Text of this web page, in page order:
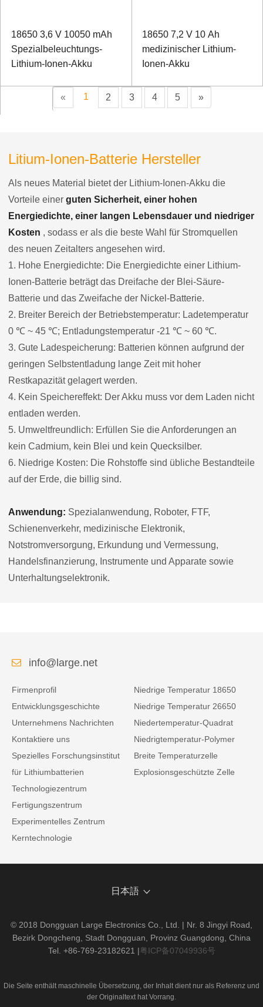
18650 3,6 V 10050 mAh
Spezialbeleuchtungs-
Lithium-Ionen-Akku
18650 7,2 V 10 Ah
medizinischer Lithium-
Ionen-Akku
« 1 2 3 4 5 »
Litium-Ionen-Batterie Hersteller
Als neues Material bietet der Lithium-Ionen-Akku die
Vorteile einer guten Sicherheit, einer hohen
Energiedichte, einer langen Lebensdauer und niedriger
Kosten , sodass er als die beste Wahl für Stromquellen
des neuen Zeitalters angesehen wird.
1. Hohe Energiedichte: Die Energiedichte einer Lithium-
Ionen-Batterie beträgt das Dreifache der Blei-Säure-
Batterie und das Zweifache der Nickel-Batterie.
2. Breiter Bereich der Betriebstemperatur: Ladetemperatur
0 ℃ ~ 45 ℃; Entladungstemperatur -21 ℃ ~ 60 ℃.
3. Gute Ladespeicherung: Batterien können aufgrund der
geringen Selbstentladung lange Zeit mit hoher
Restkapazität gelagert werden.
4. Kein Speichereffekt: Der Akku muss vor dem Laden nicht
entladen werden.
5. Umweltfreundlich: Erfüllen Sie die Anforderungen an
kein Cadmium, kein Blei und kein Quecksilber.
6. Niedrige Kosten: Die Rohstoffe sind übliche Bestandteile
auf der Erde, die billig sind.
Anwendung: Spezialanwendung, Roboter, FTF,
Schienenverkehr, medizinische Elektronik,
Notstromversorgung, Erkundung und Vermessung,
Handelsfinanzierung, Instrumente und Apparate sowie
Unterhaltungselektronik.
info@large.net
Firmenprofil
Entwicklungsgeschichte
Unternehmens Nachrichten
Kontaktiere uns
Spezielles Forschungsinstitut
für Lithiumbatterien
Technologiezentrum
Fertigungszentrum
Experimentelles Zentrum
Kerntechnologie
Niedrige Temperatur 18650
Niedrige Temperatur 26650
Niedertemperatur-Quadrat
Niedrigtemperatur-Polymer
Breite Temperaturzelle
Explosionsgeschützte Zelle
日本語
© 2018 Dongguan Large Electronics Co., Ltd. | Nr. 8 Jingyi Road,
Bezirk Dongcheng, Stadt Dongguan, Provinz Guangdong, China
Tel. +86-769-23182621 |粤ICP备07049936号
Die Seite enthält maschinelle Übersetzung, der Inhalt dient nur als Referenz und
der Originaltext hat Vorrang.